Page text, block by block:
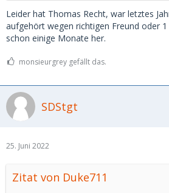
Leider hat Thomas Recht, war letztes
aufgehört wegen richtigen Freund oder 1
schon einige Monate her.
monsieurgrey gefällt das.
SDStgt
25. Juni 2022
Zitat von Duke711